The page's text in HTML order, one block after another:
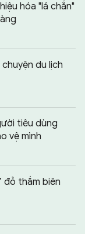
hóa "lá chắn"
du lịch
tiêu dùng
vệ mình
đỏ thắm biên